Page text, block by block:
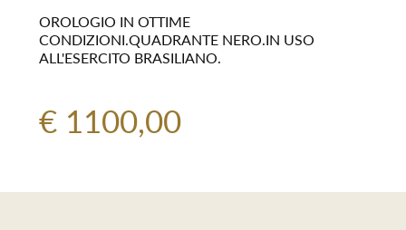
OROLOGIO IN OTTIME
CONDIZIONI.QUADRANTE NERO.IN USO
ALL'ESERCITO BRASILIANO.
€ 1100,00